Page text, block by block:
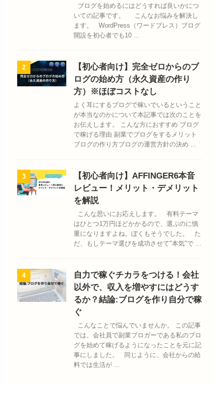
ブログを始めるにはどうすれば良いかにつ
いての記事です。 こんなお悩みを解決し
ます。 WordPress（ワードプレス）ブログ
開設を初心者でも10 ...
2
【初心者向け】完全ゼロからのブ
ログの始め方（永久資産の作り
方）※ほぼコストなし
よく耳にするブログで稼いでいるということ
が本当なのかについて本記事では次のことを
お伝えします。 こんな方におすすめ ブログ
で稼げる理由 副業でブログをするメリット
ブログの作り方ブログの運営方針の決め ...
3
【初心者向け】AFFINGER6本音
レビュー！メリット・デメリット
を解説
こんな思いにお応えします。 有料テーマ
はひとつ1万円ほどかかるので、選ぶのに慎
重になりますよね。ぼくもそうでした。 た
だ、もしテーマ選びを成功させて"本気"で ...
4
自力で稼ぐチカラをつける！会社
以外で、収入を増やすにはどうす
るか？結論:ブログを作り自分で稼
ぐ
こんなことで悩んでいませんか。 この記事
では、会社員で副業ブロガーである私のブロ
グを始めて稼げるようになったことを元に記
事にしました。 同じように、会社からの給
料では生活が ...